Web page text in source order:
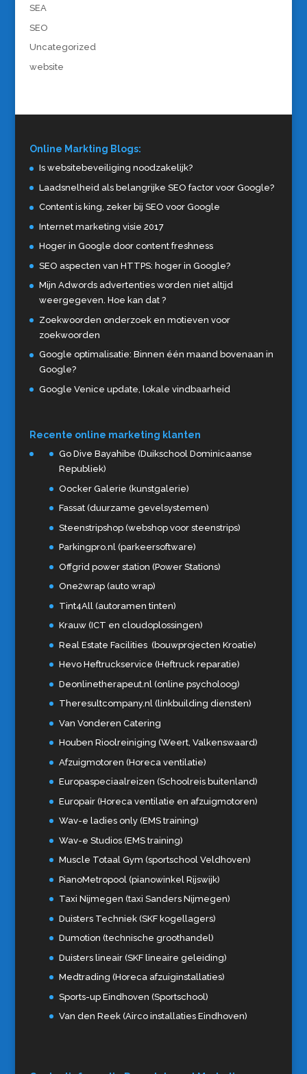
SEA
SEO
Uncategorized
website
Online Markting Blogs:
Is websitebeveiliging noodzakelijk?
Laadsnelheid als belangrijke SEO factor voor Google?
Content is king, zeker bij SEO voor Google
Internet marketing visie 2017
Hoger in Google door content freshness
SEO aspecten van HTTPS: hoger in Google?
Mijn Adwords advertenties worden niet altijd
weergegeven. Hoe kan dat ?
Zoekwoorden onderzoek en motieven voor
zoekwoorden
Google optimalisatie: Binnen één maand bovenaan in
Google?
Google Venice update, lokale vindbaarheid
Recente online marketing klanten
Go Dive Bayahibe (Duikschool Dominicaanse
Republiek)
Oocker Galerie (kunstgalerie)
Fassat (duurzame gevelsystemen)
Steenstripshop (webshop voor steenstrips)
Parkingpro.nl (parkeersoftware)
Offgrid power station (Power Stations)
One2wrap (auto wrap)
Tint4All (autoramen tinten)
Krauw (ICT en cloudoplossingen)
Real Estate Facilities (bouwprojecten Kroatie)
Hevo Heftruckservice (Heftruck reparatie)
Deonlinetherapeut.nl (online psycholoog)
Theresultcompany.nl (linkbuilding diensten)
Van Vonderen Catering
Houben Rioolreiniging (Weert, Valkenswaard)
Afzuigmotoren (Horeca ventilatie)
Europaspeciaalreizen (Schoolreis buitenland)
Europair (Horeca ventilatie en afzuigmotoren)
Wav-e ladies only (EMS training)
Wav-e Studios (EMS training)
Muscle Totaal Gym (sportschool Veldhoven)
PianoMetropool (pianowinkel Rijswijk)
Taxi Nijmegen (taxi Sanders Nijmegen)
Duisters Techniek (SKF kogellagers)
Dumotion (technische groothandel)
Duisters lineair (SKF lineaire geleiding)
Medtrading (Horeca afzuiginstallaties)
Sports-up Eindhoven (Sportschool)
Van den Reek (Airco installaties Eindhoven)